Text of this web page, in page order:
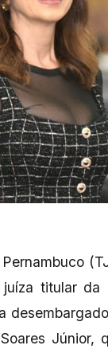
titular da
Júnior,